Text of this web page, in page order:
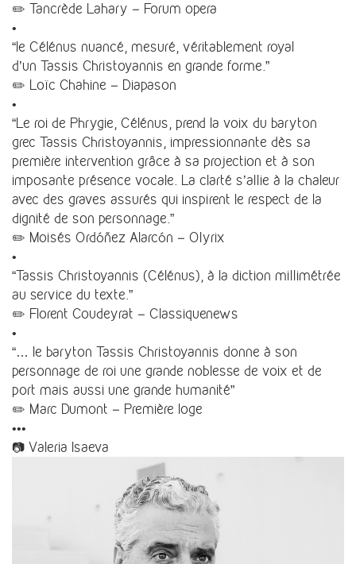
✏️ Tancrède Lahary – Forum opera
•
“le Célénus nuancé, mesuré, véritablement royal
d’un Tassis Christoyannis en grande forme.”
✏️ Loïc Chahine – Diapason
•
“Le roi de Phrygie, Célénus, prend la voix du baryton
grec Tassis Christoyannis, impressionnante dès sa
première intervention grâce à sa projection et à son
imposante présence vocale. La clarté s’allie à la chaleur
avec des graves assurés qui inspirent le respect de la
dignité de son personnage.”
✏️ Moisés Ordóñez Alarcón – Olyrix
•
“Tassis Christoyannis (Célénus), à la diction millimétrée
au service du texte.”
✏️ Florent Coudeyrat – Classiquenews
•
“… le baryton Tassis Christoyannis donne à son
personnage de roi une grande noblesse de voix et de
port mais aussi une grande humanité”
✏️ Marc Dumont – Première loge
•••
📷 Valeria Isaeva